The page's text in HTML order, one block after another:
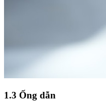
1.3 Ống dẫn